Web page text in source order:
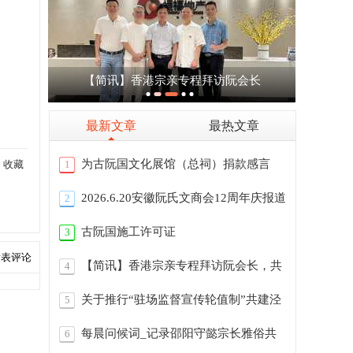
收藏
评论
【简讯】香港宗亲专程拜访阮会长
最新文章 最热文章
1 为古阮国文化展馆（总祠）捐款感言
2 2026.6.20安徽阮氏文商会12周年庆报道
3 古阮国施工许可证
4
【简讯】香港宗亲专程拜访阮会长，共
5
关于推行“驻场监督宣传轮值制”共建泾
6
每晨问候词_记录邵阳守懿宗长雅俗共